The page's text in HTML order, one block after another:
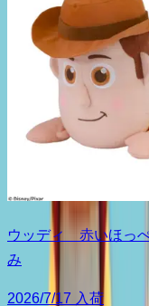
ウッディ 赤いほっ
み
2026/7/17 入荷